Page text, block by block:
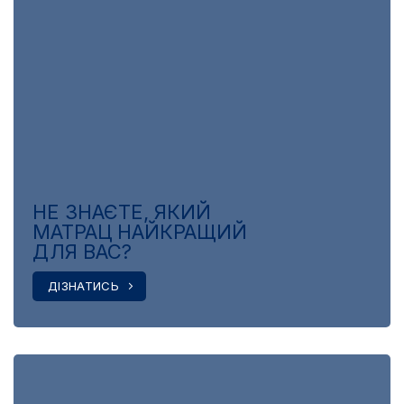
НЕ ЗНАЄТЕ, ЯКИЙ
МАТРАЦ НАЙКРАЩИЙ
ДЛЯ ВАС?
ДІЗНАТИСЬ